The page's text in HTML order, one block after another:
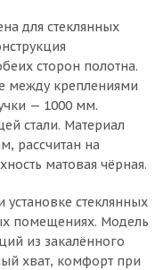
для стеклянных
сторон полотна.
между креплениями
— 1000 мм.
стали. Материал
рассчитан на
матовая чёрная.
установке стеклянных
помещениях. Модель
из закалённого
хват, комфорт при